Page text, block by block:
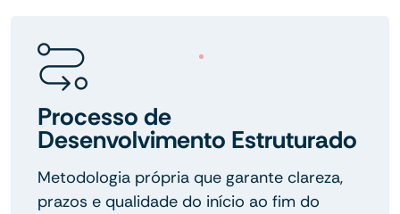
Processo de
Desenvolvimento Estruturado
Metodologia própria que garante clareza,
prazos e qualidade do início ao fim do